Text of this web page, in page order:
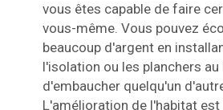
vous êtes capable de faire
vous-même. Vous pouvez
beaucoup d'argent en
l'isolation ou les planchers au
d'embaucher quelqu'un
L'amélioration de l'habitat